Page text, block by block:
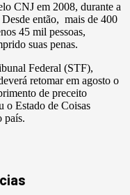
CNJ em 2008, durante a
então, mais de 400
45 mil pessoas,
suas penas.
Federal (STF),
retomar em agosto o
de preceito
o Estado de Coisas
país.